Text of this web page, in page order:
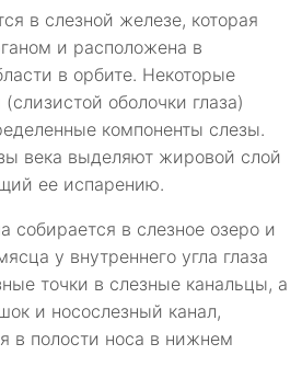
в слезной железе, которая
и расположена в
в орбите. Некоторые
оболочки глаза)
компоненты слезы.
века выделяют жировой слой
ее испарению.
собирается в слезное озеро и
у внутреннего угла глаза
точки в слезные канальцы, а
и носослезный канал,
в полости носа в нижнем